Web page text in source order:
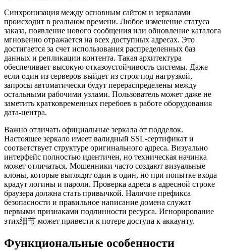
Синхронизация между основным сайтом и зеркалами
происходит в реальном времени. Любое изменение статуса
заказа, появление нового сообщения или обновление каталога
мгновенно отражается на всех доступных адресах. Это
достигается за счет использования распределенных баз
данных и репликации контента. Такая архитектура
обеспечивает высокую отказоустойчивость системы. Даже
если один из серверов выйдет из строя под нагрузкой,
запросы автоматически будут перераспределены между
остальными рабочими узлами. Пользователь может даже не
заметить кратковременных перебоев в работе оборудования
дата-центра.
Важно отличать официальные зеркала от подделок.
Настоящее зеркало имеет валидный SSL-сертификат и
соответствует структуре оригинального адреса. Визуально
интерфейс полностью идентичен, но техническая начинка
может отличаться. Мошенники часто создают визуальные
клоны, которые выглядят один в один, но при попытке входа
крадут логины и пароли. Проверка адреса в адресной строке
браузера должна стать привычкой. Наличие префикса
безопасности и правильное написание домена служат
первыми признаками подлинности ресурса. Игнорирование
этих细节 может привести к потере доступа к аккаунту.
Функциональные особенности